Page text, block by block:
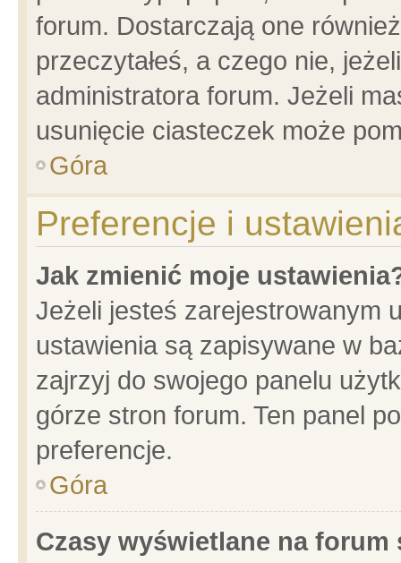
forum. Dostarczają one
przeczytałeś, a czego nie,
administratora forum. Jeżeli
usunięcie ciasteczek może
Góra
Preferencje i
Jak zmienić moje
Jeżeli jesteś zarejestrowanym
ustawienia są zapisywane w
zajrzyj do swojego panelu
górze stron forum. Ten panel
preferencje.
Góra
Czasy wyświetlane na forum